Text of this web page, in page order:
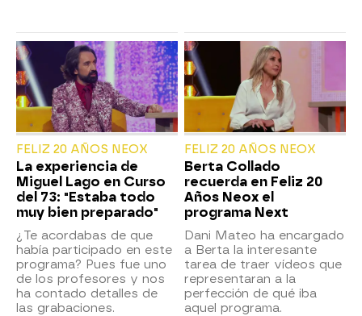
FELIZ 20 AÑOS NEOX
La experiencia de
Miguel Lago en Curso
del 73: "Estaba todo
muy bien preparado"
¿Te acordabas de que
había participado en este
programa? Pues fue uno
de los profesores y nos
ha contado detalles de
las grabaciones.
FELIZ 20 AÑOS NEOX
Berta Collado
recuerda en Feliz 20
Años Neox el
programa Next
Dani Mateo ha encargado
a Berta la interesante
tarea de traer vídeos que
representaran a la
perfección de qué iba
aquel programa.